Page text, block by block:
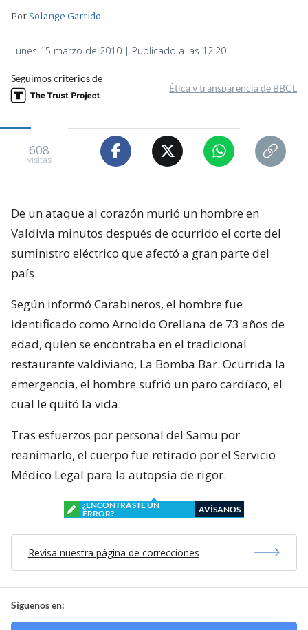
PorSolange Garrido
Lunes 15 marzo de 2010 | Publicado a las 12:20
Seguimos criterios de
Ética y transparencia de BBCL
608
visitas
De un ataque al corazón murió un hombre en
Valdivia minutos después de ocurrido el corte del
suministro eléctrico que afectó a gran parte del
país.
Según informó Carabineros, el hombre fue
identificado como Arnoldo Orellana de 73 años de
edad, quien se encontraba en el tradicional
restaurante valdiviano, La Bomba Bar. Ocurrida la
emergencia, el hombre sufrió un paro cardíaco, el
cual le quitó la vida.
Tras esfuerzos por personal del Samu por
reanimarlo, el cuerpo fue retirado por el Servicio
Médico Legal para la autopsia de rigor.
¿ENCONTRASTE UN
ERROR?
AVÍSANOS
Revisa nuestra página de correcciones
Síguenos en: